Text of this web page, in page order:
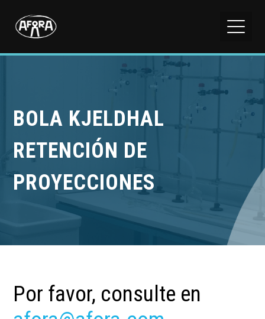
BOLA KJELDHAL
RETENCIÓN DE
PROYECCIONES
Por favor, consulte en